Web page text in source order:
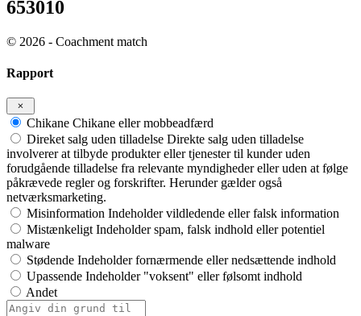
653010
© 2026 - Coachment match
Rapport
Chikane Chikane eller mobbeadfærd
Direket salg uden tilladelse Direkte salg uden tilladelse
involverer at tilbyde produkter eller tjenester til kunder uden
forudgående tilladelse fra relevante myndigheder eller uden at følge
påkrævede regler og forskrifter. Herunder gælder også
netværksmarketing.
Misinformation Indeholder vildledende eller falsk information
Mistænkeligt Indeholder spam, falsk indhold eller potentiel
malware
Stødende Indeholder fornærmende eller nedsættende indhold
Upassende Indeholder "voksent" eller følsomt indhold
Andet
Rapporteringsnote